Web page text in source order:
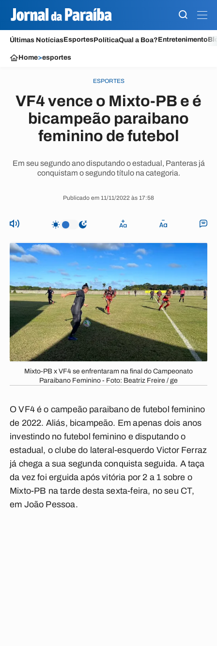
Últimas NotíciasEsportesPolíticaQual a Boa?Entretenimento
Home>esportes
ESPORTES
VF4 vence o Mixto-PB e é
bicampeão paraibano
feminino de futebol
Em seu segundo ano disputando o estadual, Panteras já
conquistam o segundo título na categoria.
Publicado em 11/11/2022 às 17:58
Mixto-PB x VF4 se enfrentaram na final do Campeonato
Paraibano Feminino - Foto: Beatriz Freire / ge
O VF4 é o campeão paraibano de futebol feminino
de 2022. Aliás, bicampeão. Em apenas dois anos
investindo no futebol feminino e disputando o
estadual, o clube do lateral-esquerdo Victor Ferraz
já chega a sua segunda conquista seguida. A taça
da vez foi erguida após vitória por 2 a 1 sobre o
Mixto-PB na tarde desta sexta-feira, no seu CT,
em João Pessoa.